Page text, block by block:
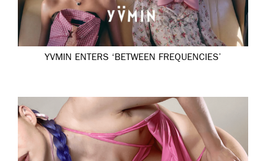
YVMIN ENTERS ‘BETWEEN FREQUENCIES’